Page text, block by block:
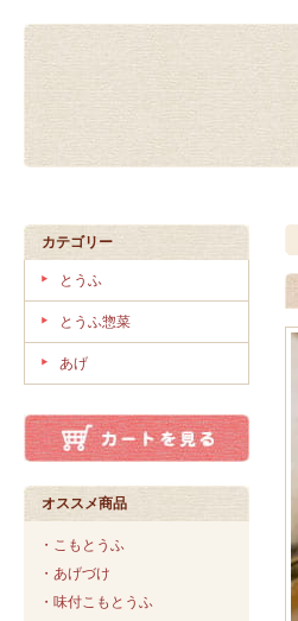
カテゴリー
とうふ
とうふ惣菜
あげ
オススメ商品
・こもとうふ
・あげづけ
・味付こもとうふ